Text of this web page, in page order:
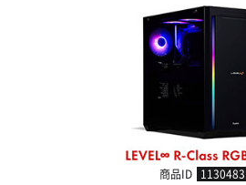
商品ID 1130483